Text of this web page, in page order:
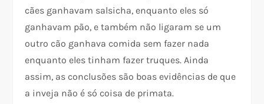
cães ganhavam salsicha, enquanto eles só
ganhavam pão, e também não ligaram se um
outro cão ganhava comida sem fazer nada
enquanto eles tinham fazer truques. Ainda
assim, as conclusões são boas evidências de que
a inveja não é só coisa de primata.